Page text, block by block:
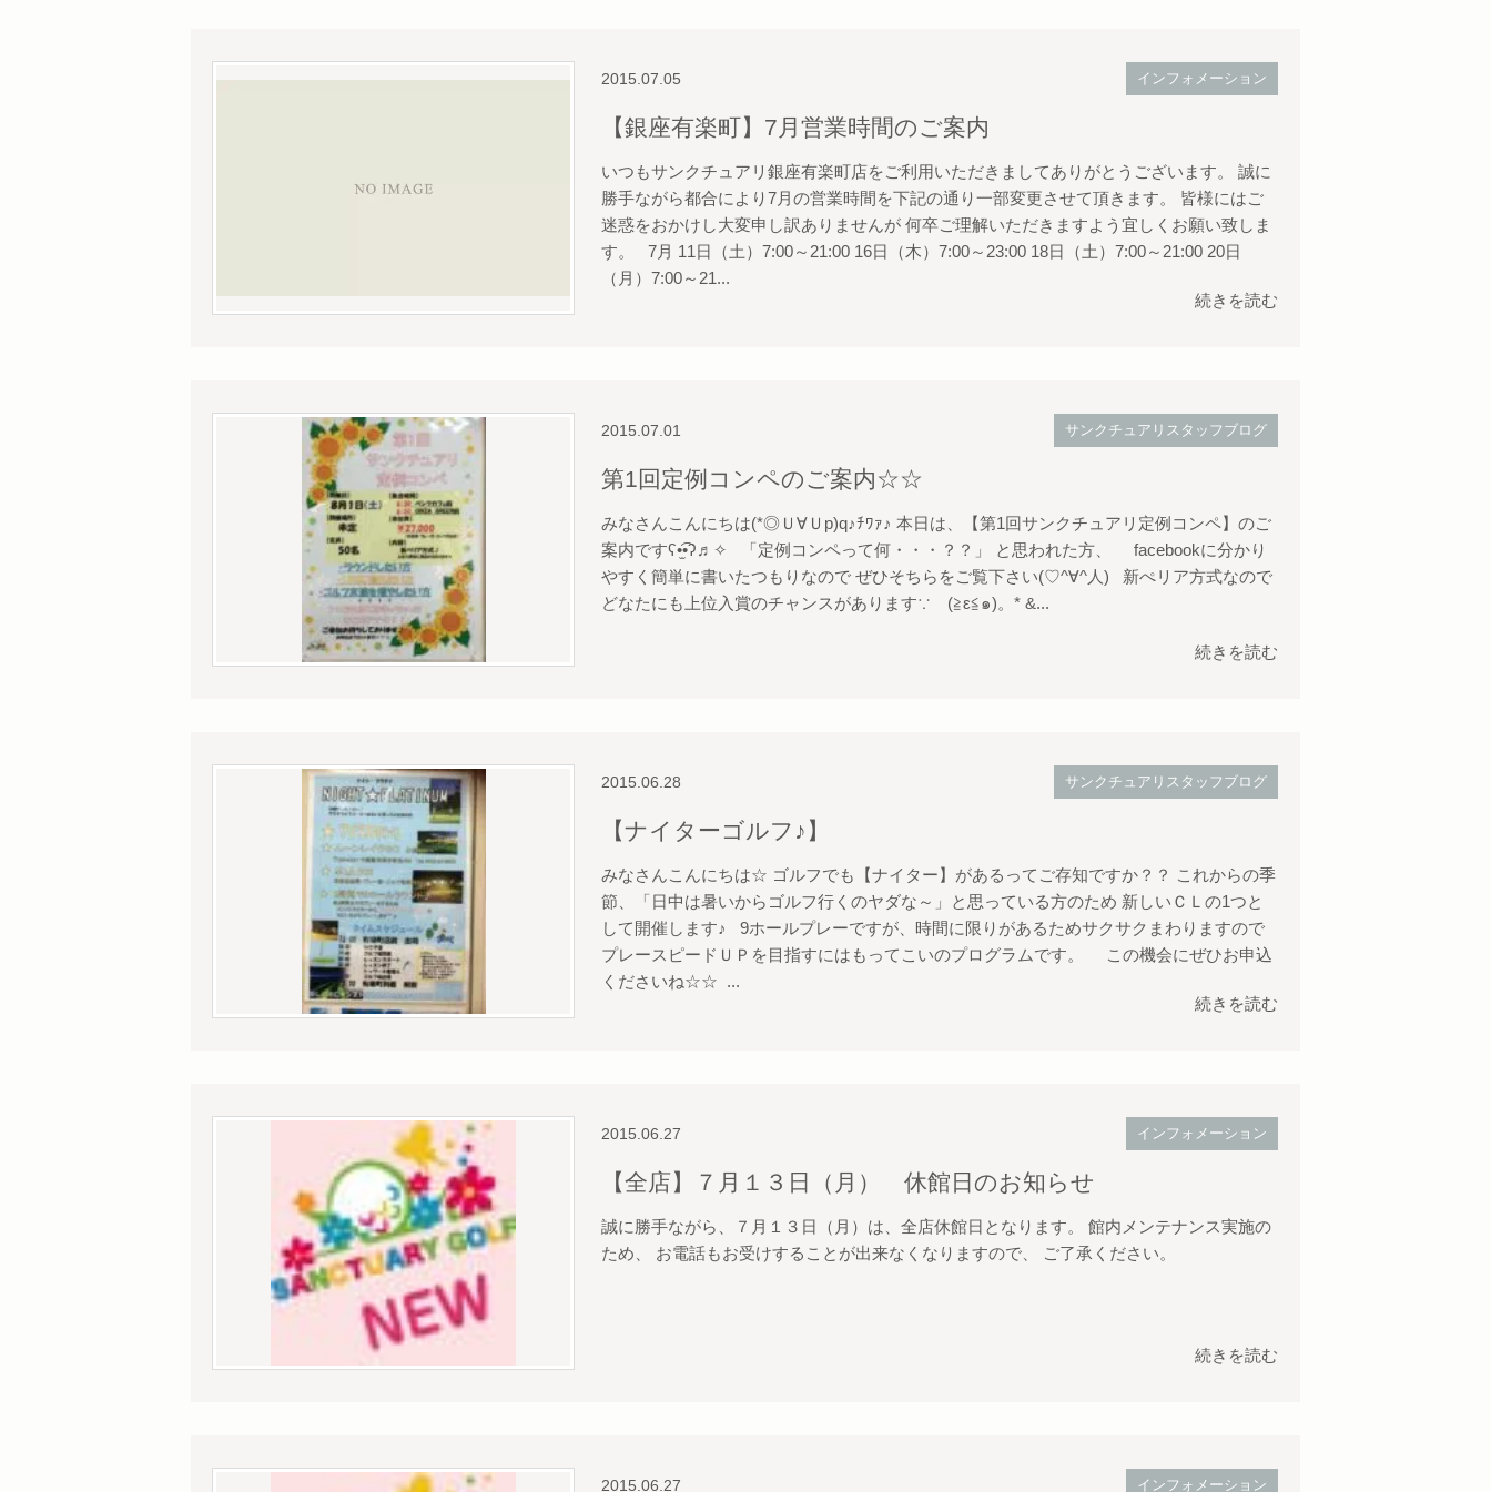
2015.07.05 インフォメーション
【銀座有楽町】7月営業時間のご案内
いつもサンクチュアリ銀座有楽町店をご利用いただきましてありがとうございます。 誠に
勝手ながら都合により7月の営業時間を下記の通り一部変更させて頂きます。 皆様にはご
迷惑をおかけし大変申し訳ありませんが 何卒ご理解いただきますよう宜しくお願い致しま
す。 7月 11日（土）7:00～21:00 16日（木）7:00～23:00 18日（土）7:00～21:00 20日
（月）7:00～21...
続きを読む
2015.07.01 サンクチュアリスタッフブログ
第1回定例コンペのご案内☆☆
みなさんこんにちは(*◎Ｕ∀Ｕp)q♪ﾁﾜｧ♪ 本日は、【第1回サンクチュアリ定例コンペ】のご
案内ですʕ•̫͡•ʔ♬✧ 「定例コンペって何・・・？？」 と思われた方、 facebookに分かり
やすく簡単に書いたつもりなので ぜひそちらをご覧下さい(♡^∀^人) 新ぺリア方式なので
どなたにも上位入賞のチャンスがあります∵ゞ(≧ε≦๑)。* &...
続きを読む
2015.06.28 サンクチュアリスタッフブログ
【ナイターゴルフ♪】
みなさんこんにちは☆ ゴルフでも【ナイター】があるってご存知ですか？？ これからの季
節、「日中は暑いからゴルフ行くのヤダな～」と思っている方のため 新しいＣＬの1つと
して開催します♪ 9ホールプレーですが、時間に限りがあるためサクサクまわりますので
プレースピードＵＰを目指すにはもってこいのプログラムです。 この機会にぜひお申込
くださいね☆☆ ...
続きを読む
2015.06.27 インフォメーション
【全店】７月１３日（月） 休館日のお知らせ
誠に勝手ながら、７月１３日（月）は、全店休館日となります。 館内メンテナンス実施の
ため、 お電話もお受けすることが出来なくなりますので、 ご了承ください。
続きを読む
2015.06.27 インフォメーション